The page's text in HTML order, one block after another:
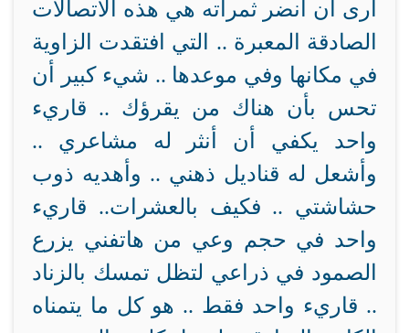
أرى أن أنضر ثمراته هي هذه الاتصالات
الصادقة المعبرة .. التي افتقدت الزاوية
في مكانها وفي موعدها .. شيء كبير أن
تحس بأن هناك من يقرؤك .. قاريء
واحد يكفي أن أنثر له مشاعري ..
وأشعل له قناديل ذهني .. وأهديه ذوب
حشاشتي .. فكيف بالعشرات.. قاريء
واحد في حجم وعي من هاتفني يزرع
الصمود في ذراعي لتظل تمسك بالزناد
.. قاريء واحد فقط .. هو كل ما يتمناه